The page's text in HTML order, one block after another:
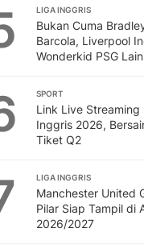
LIGA INGGRIS
Bukan Cuma
Barcola, Liverpool
Wonderkid PSG Lain
SPORT
Link Live Streaming
Inggris 2026,
Tiket Q2
LIGA INGGRIS
Manchester United
Pilar Siap Tampil di
2026/2027